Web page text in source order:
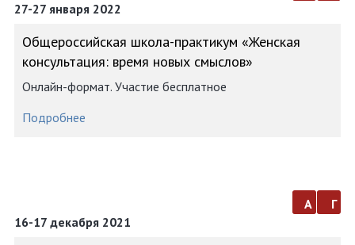
27-27 января 2022
Общероссийская школа-практикум «Женская
консультация: время новых смыслов»
Онлайн-формат. Участие бесплатное
Подробнее
16-17 декабря 2021
а г